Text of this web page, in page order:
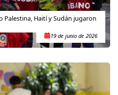
Palestina, Haití y Sudán jugaron
19 de junio de 2026